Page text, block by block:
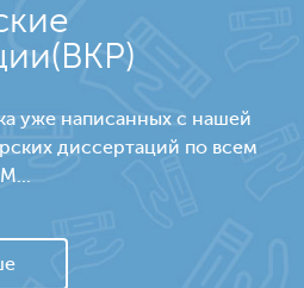
уже написанных с нашей
диссертаций по всем